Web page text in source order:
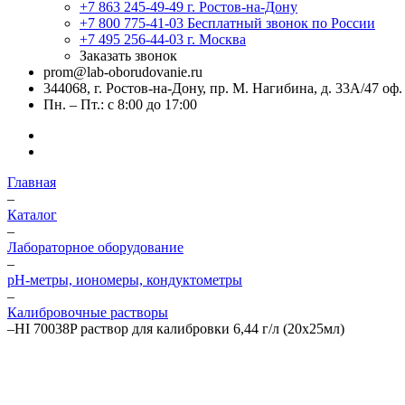
+7 863 245-49-49 г. Ростов-на-Дону
+7 800 775-41-03 Бесплатный звонок по России
+7 495 256-44-03 г. Москва
Заказать звонок
prom@lab-oborudovanie.ru
344068, г. Ростов-на-Дону, пр. М. Нагибина, д. 33А/47 оф.
Пн. – Пт.: с 8:00 до 17:00
Главная
–
Каталог
–
Лабораторное оборудование
–
pH-метры, иономеры, кондуктометры
–
Калибровочные растворы
–HI 70038P раствор для калибровки 6,44 г/л (20х25мл)